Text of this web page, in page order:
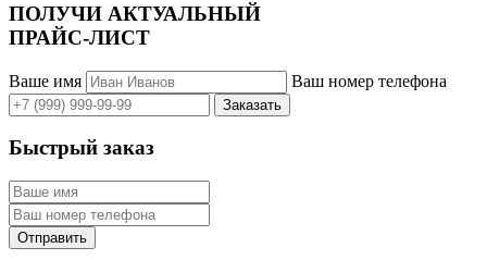
ПОЛУЧИ АКТУАЛЬНЫЙ
ПРАЙС-ЛИСТ
Ваше имя Ваш номер телефона
Быстрый заказ